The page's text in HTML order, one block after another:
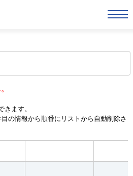
きます。
の情報から順番にリストから自動削除さ